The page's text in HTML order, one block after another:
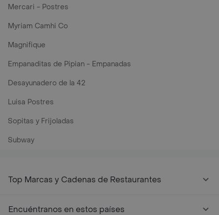
Mercari - Postres
Myriam Camhi Co
Magnifique
Empanaditas de Pipian - Empanadas
Desayunadero de la 42
Luisa Postres
Sopitas y Frijoladas
Subway
Top Marcas y Cadenas de Restaurantes
Encuéntranos en estos países